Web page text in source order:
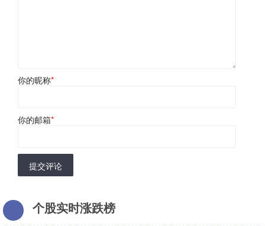
你的昵称*
你的邮箱*
提交评论
个股实时涨跌榜